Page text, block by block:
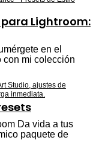
Lightroom:
en el
con mi colección
Da vida a tus
paquete de